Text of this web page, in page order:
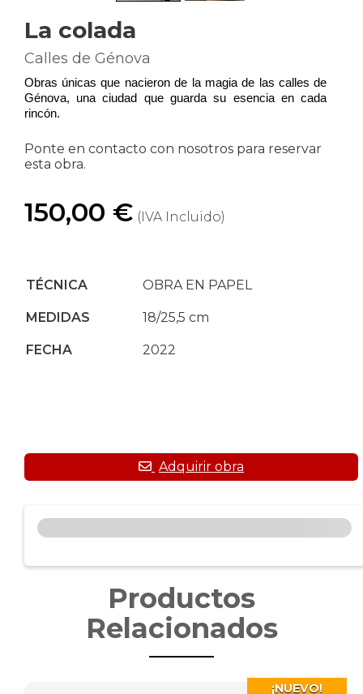
La colada
Calles de Génova
Obras únicas que nacieron de la magia de las calles de
Génova, una ciudad que guarda su esencia en cada
rincón.
Ponte en contacto con nosotros para reservar
esta obra.
150,00 € (IVA Incluido)
TÉCNICA OBRA EN PAPEL
MEDIDAS 18/25,5 cm
FECHA 2022
Productos
Relacionados
¡NUEVO!